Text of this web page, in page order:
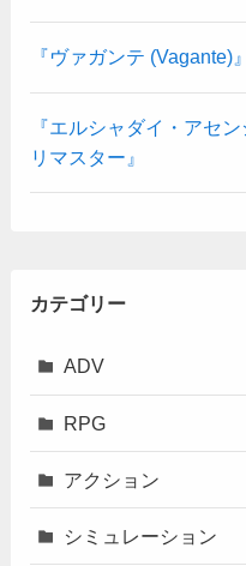
『ヴァガンテ (Vagante)』
『エルシャダイ・アセ
リマスター』
カテゴリー
ADV
RPG
アクション
シミュレーション